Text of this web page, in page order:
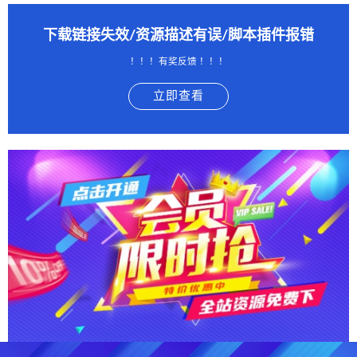
下载链接失效/资源描述有误/脚本插件报错
！！！有奖反馈 ！！！
立即查看